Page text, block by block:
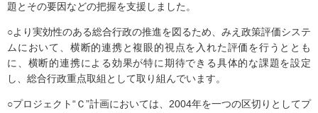
題とその要因などの把握を支援しました。
○より実効性のある総合行政の推進を図るため、みえ政策評価システ
ムにおいて、横断的連携と複眼的視点を入れた評価を行うととも
に、横断的連携による効果が特に期待できる具体的な課題を設定
し、総合行政重点取組として取り組んでいます。
○プロジェクト“Ｃ”計画においては、2004年を一つの区切りとしてプ